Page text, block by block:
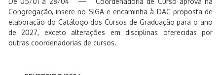
Congregação, insere no SIGA e encaminha à DAC proposta de
elaboração do Catálogo dos Cursos de Graduação para o ano
de 2027, exceto alterações em disciplinas oferecidas por
outras coordenadorias de cursos.